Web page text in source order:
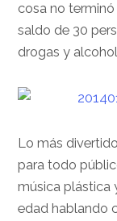
cosa no
saldo de 30
drogas y
Lo más
para todo
música plástica
edad hablando